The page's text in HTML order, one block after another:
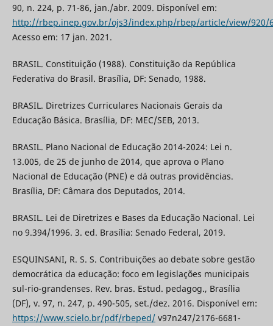
90, n. 224, p. 71-86, jan./abr. 2009. Disponível em:
http://rbep.inep.gov.br/ojs3/index.php/rbep/article/view/920/
Acesso em: 17 jan. 2021.
BRASIL. Constituição (1988). Constituição da República
Federativa do Brasil. Brasília, DF: Senado, 1988.
BRASIL. Diretrizes Curriculares Nacionais Gerais da
Educação Básica. Brasília, DF: MEC/SEB, 2013.
BRASIL. Plano Nacional de Educação 2014-2024: Lei n.
13.005, de 25 de junho de 2014, que aprova o Plano
Nacional de Educação (PNE) e dá outras providências.
Brasília, DF: Câmara dos Deputados, 2014.
BRASIL. Lei de Diretrizes e Bases da Educação Nacional. Lei
no 9.394/1996. 3. ed. Brasília: Senado Federal, 2019.
ESQUINSANI, R. S. S. Contribuições ao debate sobre gestão
democrática da educação: foco em legislações municipais
sul-rio-grandenses. Rev. bras. Estud. pedagog., Brasília
(DF), v. 97, n. 247, p. 490-505, set./dez. 2016. Disponível em:
https://www.scielo.br/pdf/rbeped/v97n247/2176-6681-